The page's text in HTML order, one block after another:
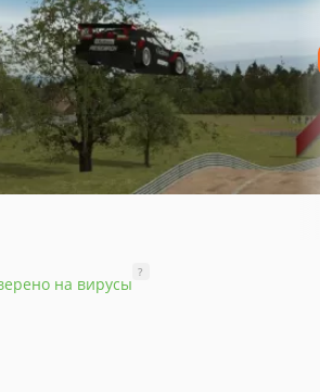
на вирусы
?